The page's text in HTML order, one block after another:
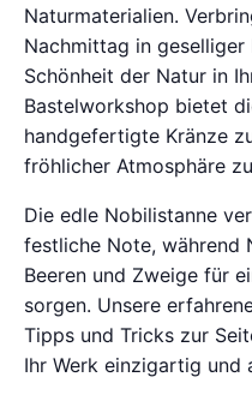
Naturmaterialien.
Nachmittag in geselliger
Schönheit der Natur in
Bastelworkshop bietet
handgefertigte Kränze
fröhlicher Atmosphäre
Die edle Nobilistanne
festliche Note, während
Beeren und Zweige für
sorgen. Unsere
Tipps und Tricks zur
Ihr Werk einzigartig und